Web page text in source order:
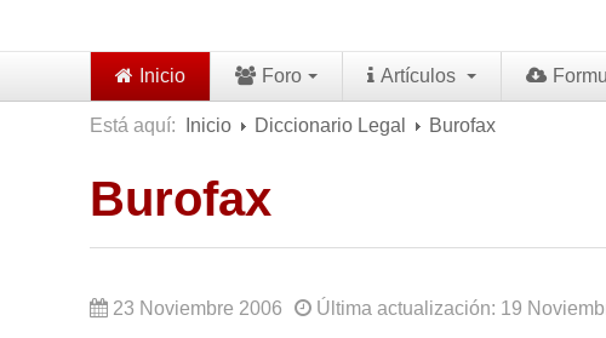
Inicio Foro Artículos
Está aquí: Inicio Diccionario Legal Burofax
Burofax
23 Noviembre 2006 Última actualización: 19